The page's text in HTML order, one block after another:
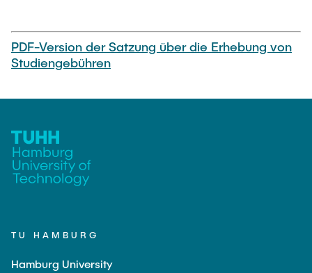
PDF-Version der Satzung über die Erhebung von
Studiengebühren
TU HAMBURG
Hamburg University